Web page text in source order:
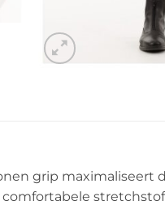
grip maximaliseert
comfortabele stretchstof